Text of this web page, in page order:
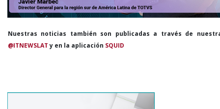
Nuestras noticias también son publicadas a través de
@ITNEWSLATy en la aplicación SQUID